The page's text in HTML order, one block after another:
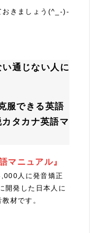
おきましょう(^_-)-
通じない人に
服できる英語
タカナ英語マ
マニュアル』
人に発音矯正
開発した日本人に
材です。